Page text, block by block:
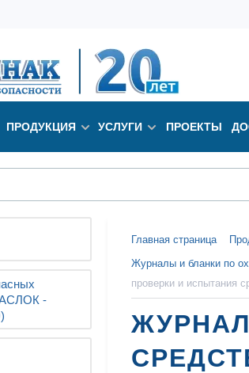
ПРОДУКЦИЯ УСЛУГИ ПРОЕКТЫ
-
Главная страница
Журналы и бланки по
проверки и испытания